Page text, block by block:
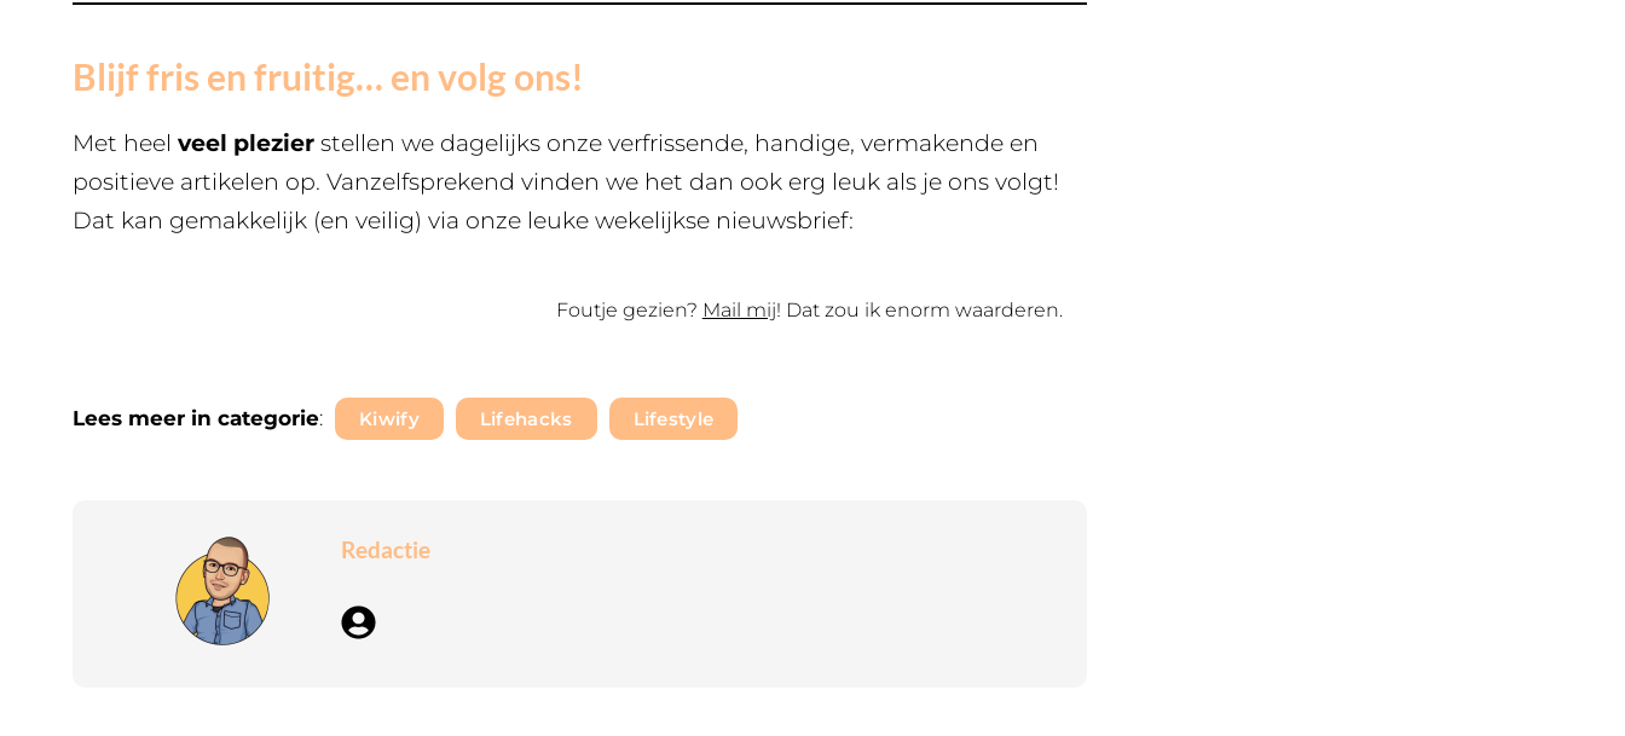
Blijf fris en fruitig… en volg ons!
Met heel veel plezier stellen we dagelijks onze verfrissende, handige, vermakende en
positieve artikelen op. Vanzelfsprekend vinden we het dan ook erg leuk als je ons volgt!
Dat kan gemakkelijk (en veilig) via onze leuke wekelijkse nieuwsbrief:
Foutje gezien? Mail mij! Dat zou ik enorm waarderen.
Lees meer in categorie: Kiwify Lifehacks Lifestyle
Redactie